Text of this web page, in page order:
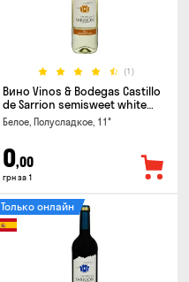
(1)
Вино Vinos & Bodegas Castillo
de Sarrion semisweet white
0.75л
Белое, Полусладкое, 11°
0,00
грн за 1
Только онлайн